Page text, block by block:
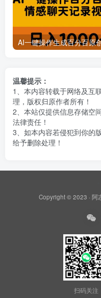
温馨提示：
1、本内容转载于网络及互
理，版权归原作者所有！
2、本站仅提供信息存储空
法律责任！
3、如本内容若侵犯到你的
给予删除处理！
Copyright © 2023 · 阿
扫码关注